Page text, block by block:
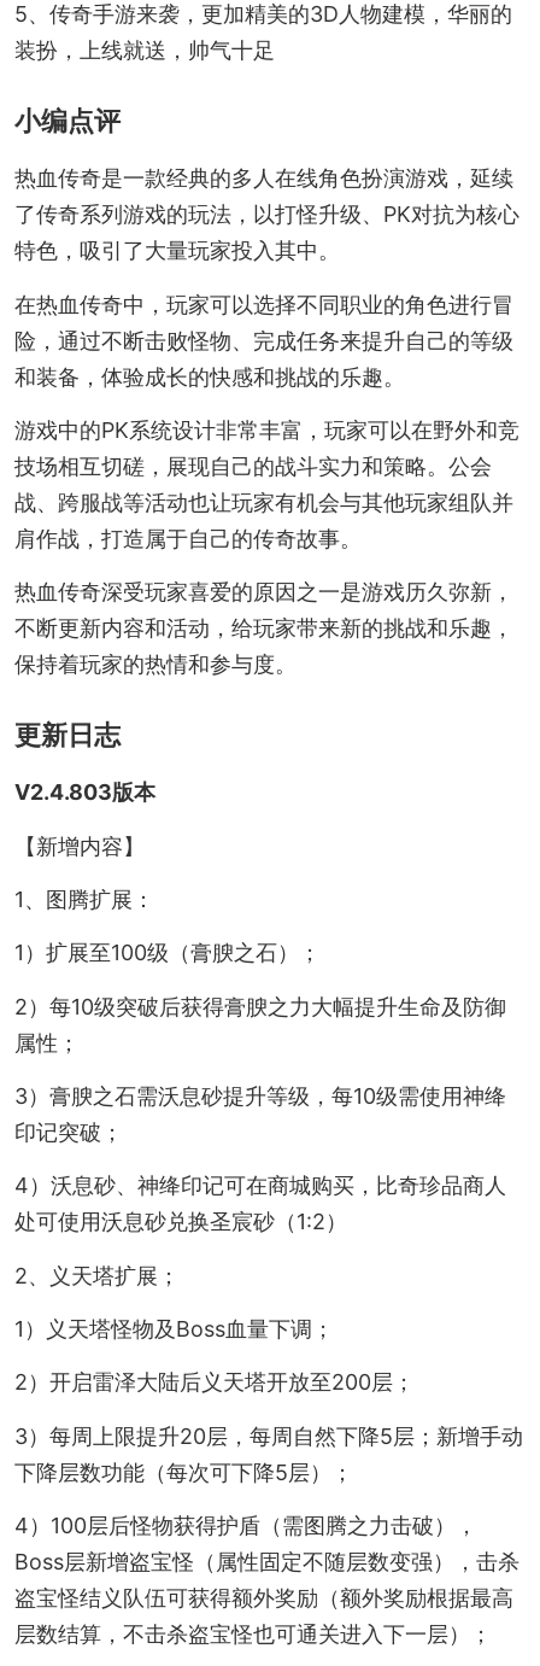
5、传奇手游来袭，更加精美的3D人物建模，华丽的
装扮，上线就送，帅气十足
小编点评
热血传奇是一款经典的多人在线角色扮演游戏，延续
了传奇系列游戏的玩法，以打怪升级、PK对抗为核心
特色，吸引了大量玩家投入其中。
在热血传奇中，玩家可以选择不同职业的角色进行冒
险，通过不断击败怪物、完成任务来提升自己的等级
和装备，体验成长的快感和挑战的乐趣。
游戏中的PK系统设计非常丰富，玩家可以在野外和竞
技场相互切磋，展现自己的战斗实力和策略。公会
战、跨服战等活动也让玩家有机会与其他玩家组队并
肩作战，打造属于自己的传奇故事。
热血传奇深受玩家喜爱的原因之一是游戏历久弥新，
不断更新内容和活动，给玩家带来新的挑战和乐趣，
保持着玩家的热情和参与度。
更新日志
V2.4.803版本
【新增内容】
1、图腾扩展：
1）扩展至100级（膏腴之石）；
2）每10级突破后获得膏腴之力大幅提升生命及防御
属性；
3）膏腴之石需沃息砂提升等级，每10级需使用神绛
印记突破；
4）沃息砂、神绛印记可在商城购买，比奇珍品商人
处可使用沃息砂兑换圣宸砂（1:2）
2、义天塔扩展；
1）义天塔怪物及Boss血量下调；
2）开启雷泽大陆后义天塔开放至200层；
3）每周上限提升20层，每周自然下降5层；新增手动
下降层数功能（每次可下降5层）；
4）100层后怪物获得护盾（需图腾之力击破），
Boss层新增盗宝怪（属性固定不随层数变强），击杀
盗宝怪结义队伍可获得额外奖励（额外奖励根据最高
层数结算，不击杀盗宝怪也可通关进入下一层）；